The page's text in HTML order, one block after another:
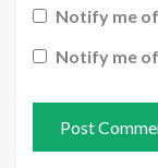
Notify me
Notify me